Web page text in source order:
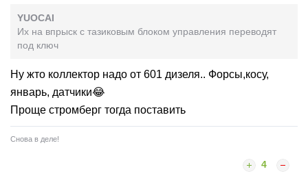
YUOCAI
Их на впрыск с тазиковым блоком управления переводят
под ключ
Ну жто коллектор надо от 601 дизеля.. Форсы,косу,
январь, датчики😂
Проще стромберг тогда поставить
Снова в деле!
4